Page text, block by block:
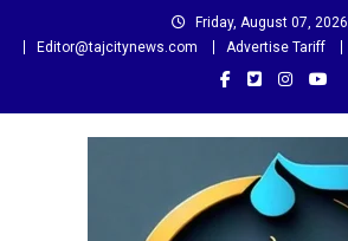
Friday, August 07, 2026
Editor@tajcitynews.com
Advertise Tariff